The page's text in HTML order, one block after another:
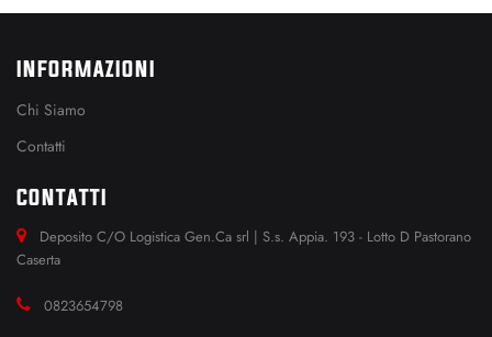
INFORMAZIONI
Chi Siamo
Contatti
CONTATTI
Deposito C/O Logistica Gen.Ca srl | S.s. Appia. 193 - Lotto D Pastorano
Caserta
0823654798